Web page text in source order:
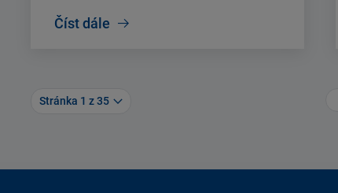
Číst dále
Stránka 1 z 35